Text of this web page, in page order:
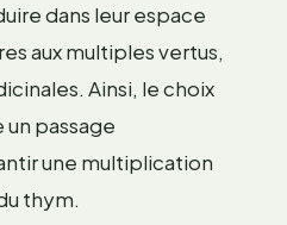
dans leur espace
aux multiples vertus,
Ainsi, le choix
passage
une multiplication
thym.